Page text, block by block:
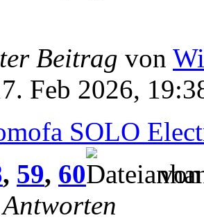
Beitrag von
Feb 2026,
SOLO
, 59, 60
Antworten